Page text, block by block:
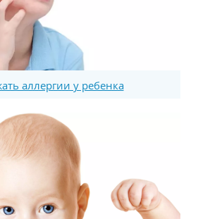
аллергии у ребенка